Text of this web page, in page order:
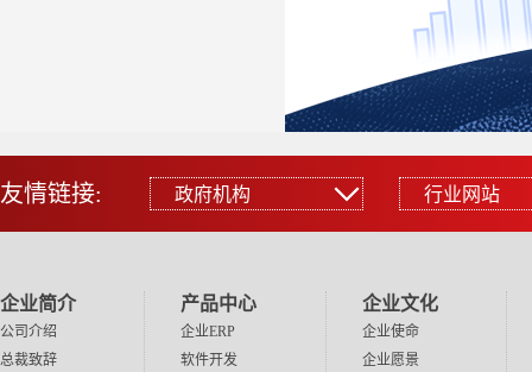
友情链接: 政府机构
政府机构
中国工信部网站
浙江省经信厅网站
浙江省科技厅网站
行业网站
行业网站
百度
腾讯
华为
企业简介
公司介绍
总裁致辞
产品中心
企业ERP
软件开发
企业文化
企业使命
企业愿景